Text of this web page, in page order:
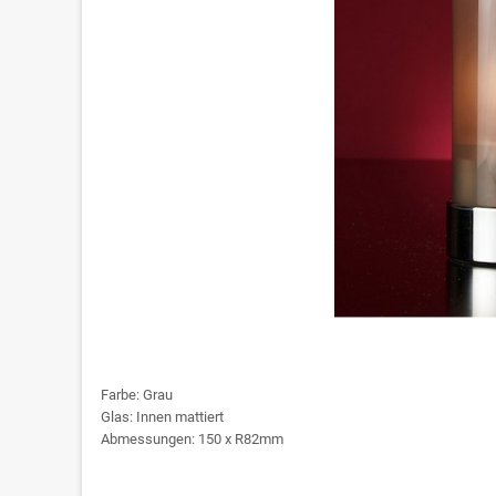
Farbe: Grau
Glas: Innen mattiert
Abmessungen: 150 x R82mm